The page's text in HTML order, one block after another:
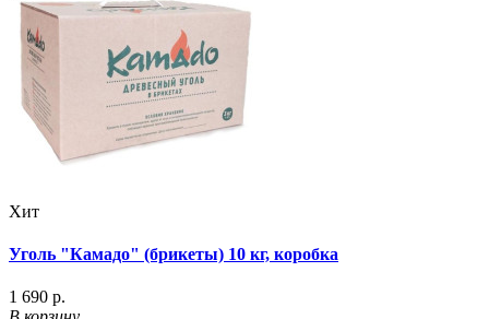
Хит
Уголь "Камадо" (брикеты) 10 кг, коробка
1 690 р.